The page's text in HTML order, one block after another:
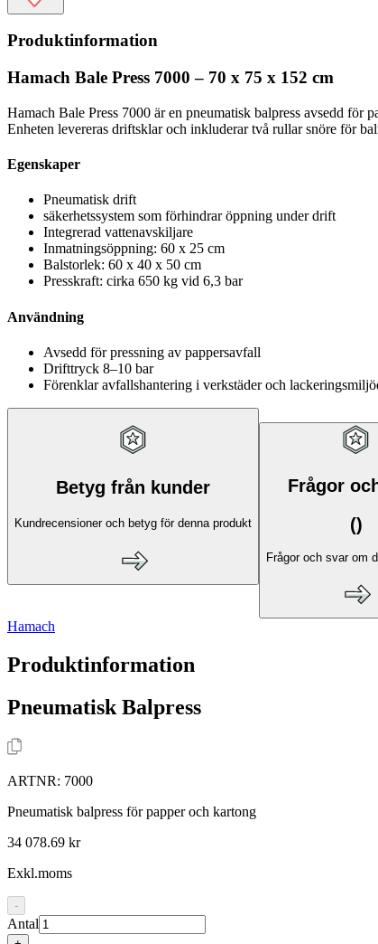
Produktinformation
Hamach Bale Press 7000 – 70 x 75 x 152 cm
Hamach Bale Press 7000 är en pneumatisk balpress avsedd för
Enheten levereras driftsklar och inkluderar två rullar snöre för
Egenskaper
Pneumatisk drift
säkerhetssystem som förhindrar öppning under drift
Integrerad vattenavskiljare
Inmatningsöppning: 60 x 25 cm
Balstorlek: 60 x 40 x 50 cm
Presskraft: cirka 650 kg vid 6,3 bar
Användning
Avsedd för pressning av pappersavfall
Drifttryck 8–10 bar
Förenklar avfallshantering i verkstäder och
Betyg från kunder
Kundrecensioner och betyg för denna produkt
Frågor
()
Frågor och svar om
Hamach
Produktinformation
Pneumatisk Balpress
ARTNR: 7000
Pneumatisk balpress för papper och kartong
34 078.69 kr
Exkl.moms
-
Antal